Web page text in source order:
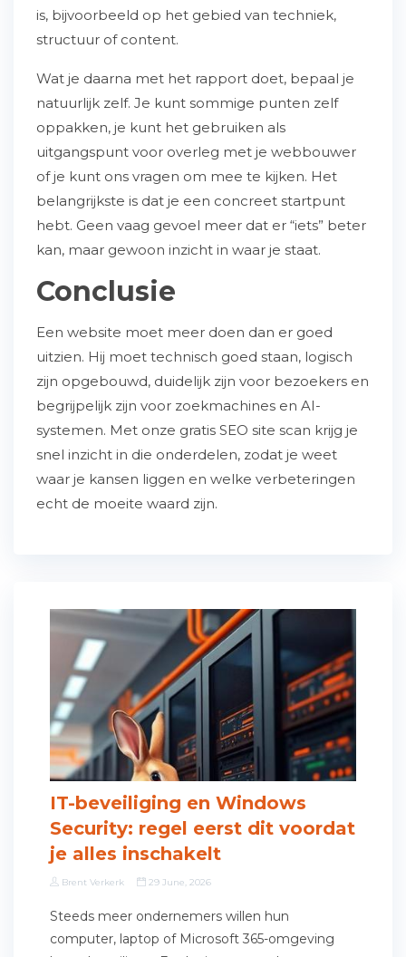
is, bijvoorbeeld op het gebied van techniek,
structuur of content.
Wat je daarna met het rapport doet, bepaal je
natuurlijk zelf. Je kunt sommige punten zelf
oppakken, je kunt het gebruiken als
uitgangspunt voor overleg met je webbouwer
of je kunt ons vragen om mee te kijken. Het
belangrijkste is dat je een concreet startpunt
hebt. Geen vaag gevoel meer dat er “iets” beter
kan, maar gewoon inzicht in waar je staat.
Conclusie
Een website moet meer doen dan er goed
uitzien. Hij moet technisch goed staan, logisch
zijn opgebouwd, duidelijk zijn voor bezoekers en
begrijpelijk zijn voor zoekmachines en AI-
systemen. Met onze gratis SEO site scan krijg je
snel inzicht in die onderdelen, zodat je weet
waar je kansen liggen en welke verbeteringen
echt de moeite waard zijn.
IT-beveiliging en Windows
Security: regel eerst dit voordat
je alles inschakelt
Brent Verkerk 29 June, 2026
Steeds meer ondernemers willen hun
computer, laptop of Microsoft 365-omgeving